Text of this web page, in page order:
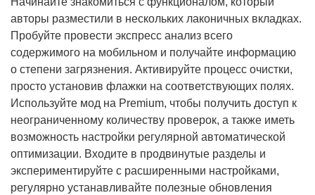
авторы разместили в нескольких лаконичных вкладках.
Пробуйте провести экспресс анализ всего
содержимого на мобильном и получайте информацию
о степени загрязнения. Активируйте процесс очистки,
просто установив флажки на соответствующих полях.
Используйте мод на Premium, чтобы получить доступ к
неограниченному количеству проверок, а также иметь
возможность настройки регулярной автоматической
оптимизации. Входите в продвинутые разделы и
экспериментируйте с расширенными настройками,
регулярно устанавливайте полезные обновления